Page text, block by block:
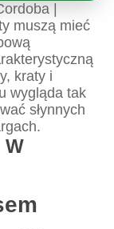
|
muszą mieć
kraty i
wygląda tak
słynnych
W